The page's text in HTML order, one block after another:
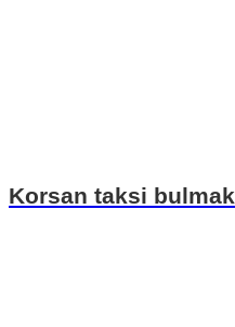
Korsan taksi bulmak